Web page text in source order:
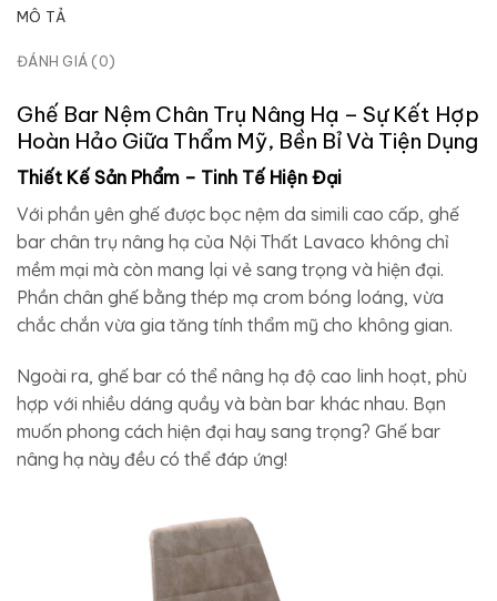
MÔ TẢ
ĐÁNH GIÁ (0)
Ghế Bar Nệm Chân Trụ Nâng Hạ – Sự Kết Hợp
Hoàn Hảo Giữa Thẩm Mỹ, Bền Bỉ Và Tiện Dụng
Thiết Kế Sản Phẩm – Tinh Tế Hiện Đại
Với phần yên ghế được bọc nệm da simili cao cấp, ghế
bar chân trụ nâng hạ của Nội Thất Lavaco không chỉ
mềm mại mà còn mang lại vẻ sang trọng và hiện đại.
Phần chân ghế bằng thép mạ crom bóng loáng, vừa
chắc chắn vừa gia tăng tính thẩm mỹ cho không gian.
Ngoài ra, ghế bar có thể nâng hạ độ cao linh hoạt, phù
hợp với nhiều dáng quầy và bàn bar khác nhau. Bạn
muốn phong cách hiện đại hay sang trọng? Ghế bar
nâng hạ này đều có thể đáp ứng!